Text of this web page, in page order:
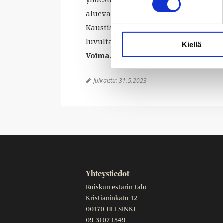
Kiellä
aluevaltaus, ja kuoro onkin nyt
Kaustisille. Konsertissa kuullaan
luvulta nykypäivään saakka.
Voima. Vapaa pääsy.
 Julkaistu:31.5.2023
Yhteystiedot
Ruiskumestarin talo
Kristianinkatu 12
00170 HELSINKI
09 3107 1549